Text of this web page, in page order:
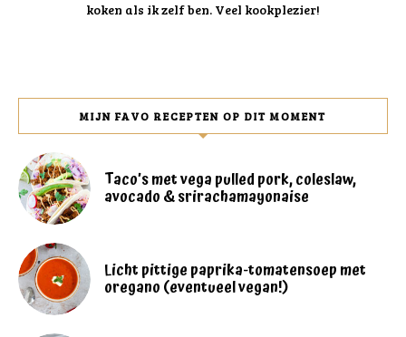
koken als ik zelf ben. Veel kookplezier!
MIJN FAVO RECEPTEN OP DIT MOMENT
Taco’s met vega pulled pork, coleslaw,
avocado & srirachamayonaise
Licht pittige paprika-tomatensoep met
oregano (eventueel vegan!)